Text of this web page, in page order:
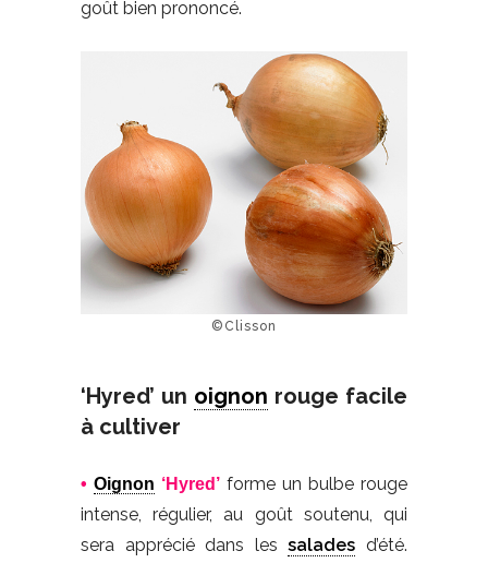
goût bien prononcé.
©Clisson
‘Hyred’ un oignon rouge facile
à cultiver
• Oignon ‘Hyred’ forme un bulbe rouge
intense, régulier, au goût soutenu, qui
sera apprécié dans lessalades d’été.